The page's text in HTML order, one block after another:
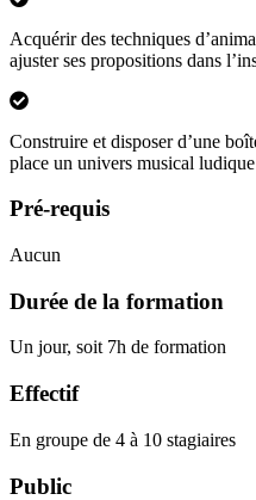
Acquérir des techniques
ajuster ses propositions dans
Construire et disposer d’une
place un univers musical ludique
Pré-requis
Aucun
Durée de la formation
Un jour, soit 7h de formation
Effectif
En groupe de 4 à 10 stagiaires
Public